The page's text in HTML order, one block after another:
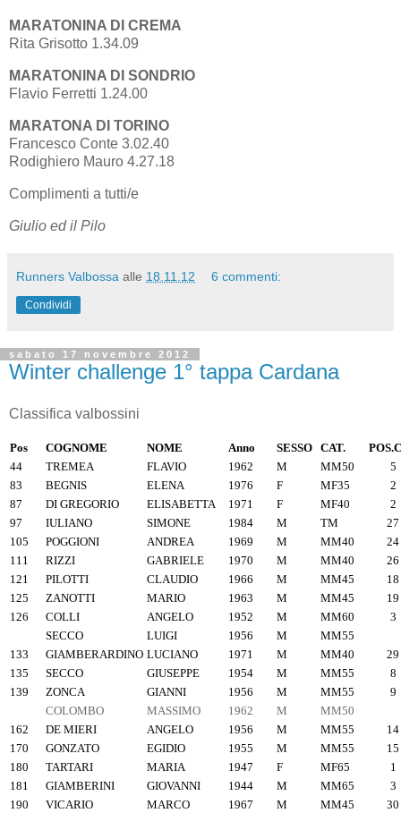
MARATONINA DI CREMA
Rita Grisotto 1.34.09
MARATONINA DI SONDRIO
Flavio Ferretti 1.24.00
MARATONA DI TORINO
Francesco Conte 3.02.40
Rodighiero Mauro 4.27.18
Complimenti a tutti/e
Giulio ed il Pilo
Runners Valbossa alle 18.11.12 6 commenti:
Condividi
sabato 17 novembre 2012
Winter challenge 1° tappa Cardana
Classifica valbossini
Pos COGNOME NOME Anno SESSO CAT.
44
TREMEA FLAVIO 1962 M MM50
5
83
BEGNIS ELENA 1976 F MF35
2
87
DI GREGORIO ELISABETTA 1971 F MF40
2
97
IULIANO SIMONE 1984 M TM
27
105
POGGIONI ANDREA 1969 M MM40
24
111
RIZZI GABRIELE 1970 M MM40
26
121
PILOTTI CLAUDIO 1966 M MM45
18
125
ZANOTTI MARIO 1963 M MM45
19
126
COLLI ANGELO 1952 M MM60
3
SECCO
LUIGI 1956 M
MM55
133
GIAMBERARDINO LUCIANO 1971 M MM40
29
135
SECCO GIUSEPPE 1954 M MM55
8
139
ZONCA GIANNI 1956 M MM55
9
COLOMBO
MASSIMO 1962 M
MM50
162
DE MIERI ANGELO 1956 M MM55
14
170
GONZATO EGIDIO 1955 M MM55
15
180
TARTARI MARIA 1947 F MF65
1
181
GIAMBERINI GIOVANNI 1944 M MM65
3
190
VICARIO MARCO 1967 M MM45
30